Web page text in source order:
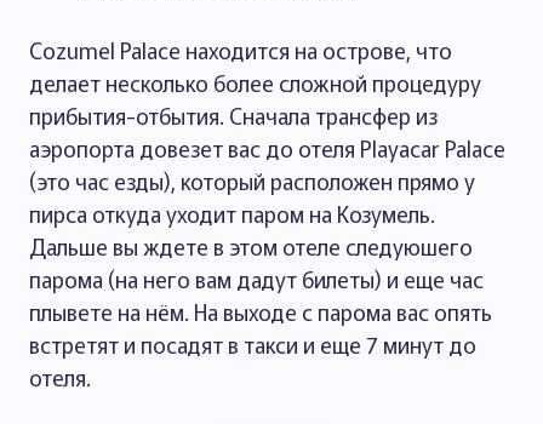
Cozumel Palace находится на острове, что
делает несколько более сложной процедуру
прибытия-отбытия. Сначала трансфер из
аэропорта довезет вас до отеля Playacar Palace
(это час езды), который расположен прямо у
пирса откуда уходит паром на Козумель.
Дальше вы ждете в этом отеле следуюшего
парома (на него вам дадут билеты) и еще час
плывете на нём. На выходе с парома вас опять
встретят и посадят в такси и еще 7 минут до
отеля.